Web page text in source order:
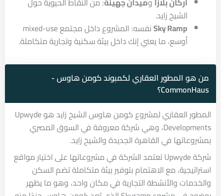
الشيخ زايد.
Sky Ramp
نفسه: المشروع داخل مجتمع mixed-use
أوسع، ما يعني إنك داخل بيئة سكنية وتجارية متكاملة.
من هو المطور العقاري لكمبوند كومن هاوس -
CommonHaus؟
المطور العقاري لمشروع كومن هاوس الشيخ زايد هو Upwyde
Developments، وهي شركة معروفة في السوق المصري
بمشروعاتها في القاهرة الجديدة والشيخ زايد.
شركة Upwyde تعتمد الشركة في مشروعاتها على اختيار مواقع
استراتيجية، مع الاهتمام بتوفير بيئة متكاملة تضم السكن
والخدمات والأنشطة التجارية في مكان واحد، وهو ما يظهر